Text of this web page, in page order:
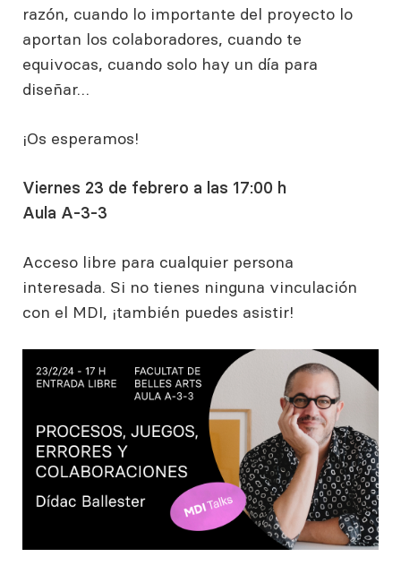
razón, cuando lo importante del proyecto lo
aportan los colaboradores, cuando te
equivocas, cuando solo hay un día para
diseñar…​
¡Os esperamos!
Viernes 23 de febrero a las 17:00 h
Aula A-3-3
Acceso libre para cualquier persona
interesada. Si no tienes ninguna vinculación
con el MDI, ¡también puedes asistir!